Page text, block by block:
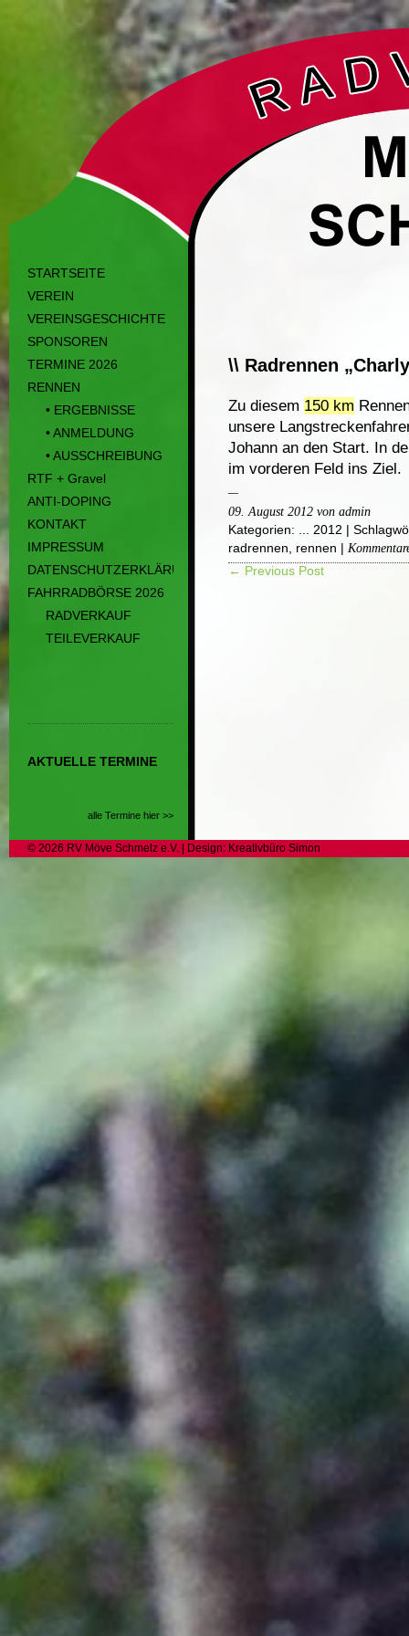
STARTSEITE
VEREIN
VEREINSGESCHICHTE
SPONSOREN
TERMINE 2026
RENNEN
• ERGEBNISSE
• ANMELDUNG
• AUSSCHREIBUNG
RTF + Gravel
ANTI-DOPING
KONTAKT
IMPRESSUM
DATENSCHUTZERKLÄRUNG
FAHRRADBÖRSE 2026
RADVERKAUF
TEILEVERKAUF
AKTUELLE TERMINE
alle Termine hier >>
\\ Radrennen
Zu diesem 150 km
unsere
Johann an den Start. In
im vorderen Feld ins Ziel.
09. August 2012 von admin
Kategorien:
... 2012 |
radrennen
rennen |
← Previous Post
© 2026 RV Möve Schmelz e.V. | Design: Kreativbüro Simon